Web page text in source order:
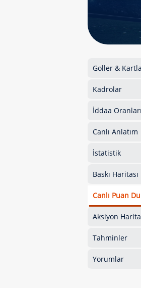
Goller &
Kadrolar
İddaa Oranları
Canlı Anlatım
İstatistik
Baskı Haritası
Canlı Puan
Aksiyon
Tahminler
Yorumlar